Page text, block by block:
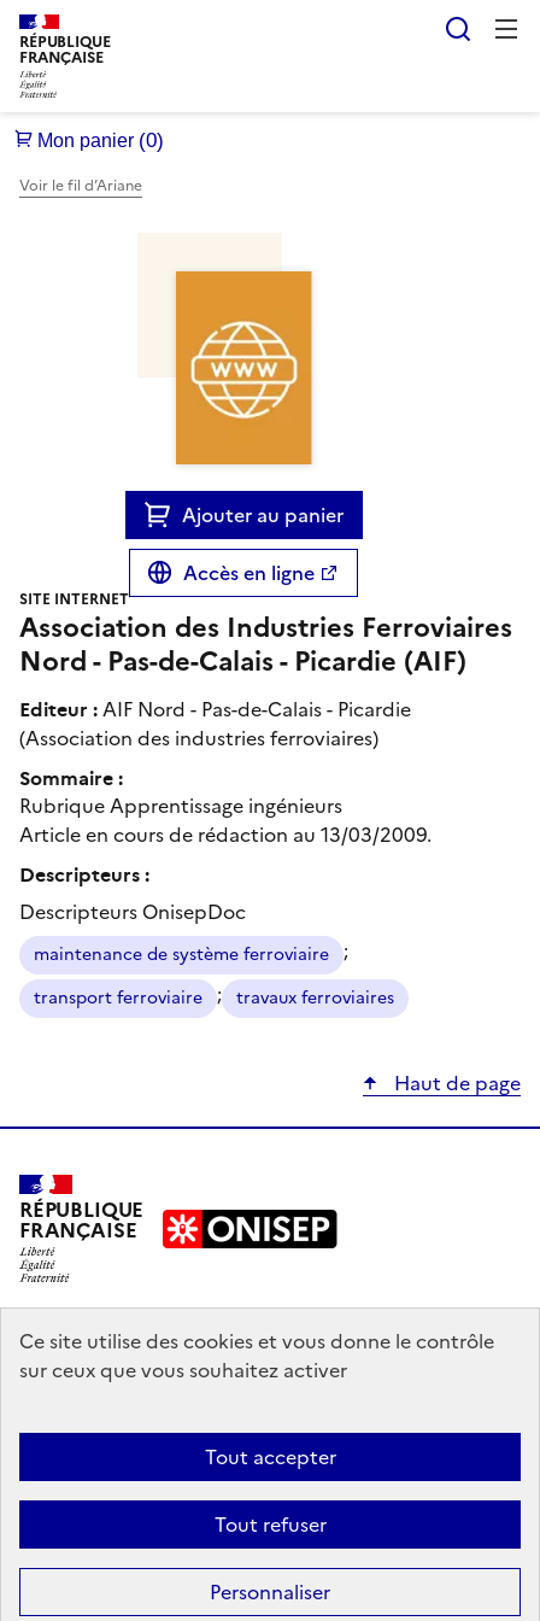
Ce site utilise des cookies et vous donne le contrôle
sur ceux que vous souhaitez activer
Tout accepter
Tout refuser
Personnaliser
RÉPUBLIQUE
FRANÇAISE
Voir le fil d’Ariane
Ajouter au panier
Accès en ligne
SITE INTERNET
Association des Industries Ferroviaires
Nord - Pas-de-Calais - Picardie (AIF)
Editeur :AIF Nord - Pas-de-Calais - Picardie
(Association des industries ferroviaires)
Sommaire :
Rubrique Apprentissage ingénieurs
Article en cours de rédaction au 13/03/2009.
Descripteurs :
Descripteurs OnisepDoc
maintenance de système ferroviaire ;
transport ferroviaire ; travaux ferroviaires
Haut de page
RÉPUBLIQUE
FRANÇAISE
education.gouv.fr
enseignementsup-recherche.gouv.fr
Accessibilité : partiellement conforme
Sauf mention explicite de propriété intellectuelle détenue par des tiers,
les contenus de ce site sont proposés souslicence etalab-2.0